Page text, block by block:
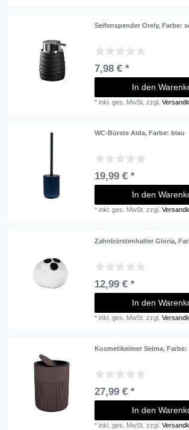
Seifenspender Orely, Farbe:
7,98 € *
In den
*inkl. ges. MwSt. zzgl.
WC-Bürste Aida, Farbe: blau
19,99 € *
In den
*inkl. ges. MwSt. zzgl.
Zahnbürstenhalter Gloria,
12,99 € *
In den
*inkl. ges. MwSt. zzgl.
Kosmetikeimer Selma, Farbe:
27,99 € *
In den
*inkl. ges. MwSt. zzgl.